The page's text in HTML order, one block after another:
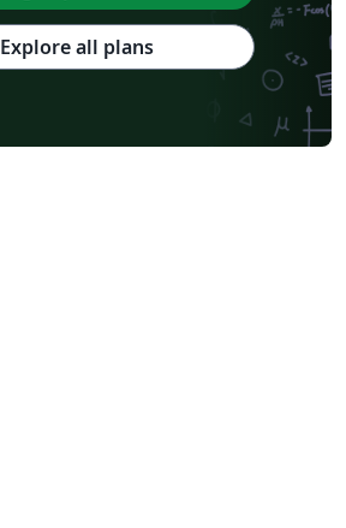
Explore all plans